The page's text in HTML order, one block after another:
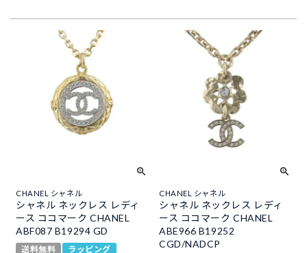
CHANEL シャネル
シャネル ネックレス レディ
ース ココマーク CHANEL
ABF087 B19294 GD
送料無料 ラッピング
CHANEL シャネル
シャネル ネックレス レディ
ース ココマーク CHANEL
ABE966 B19252
CGD/NADCP